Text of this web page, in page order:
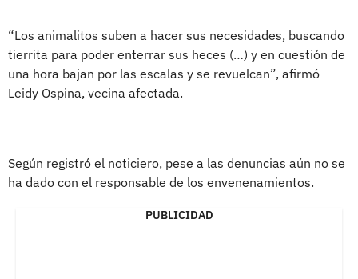
“Los animalitos suben a hacer sus necesidades, buscando
tierrita para poder enterrar sus heces (…) y en cuestión de
una hora bajan por las escalas y se revuelcan”, afirmó
Leidy Ospina, vecina afectada.
Según registró el noticiero, pese a las denuncias aún no se
ha dado con el responsable de los envenenamientos.
PUBLICIDAD